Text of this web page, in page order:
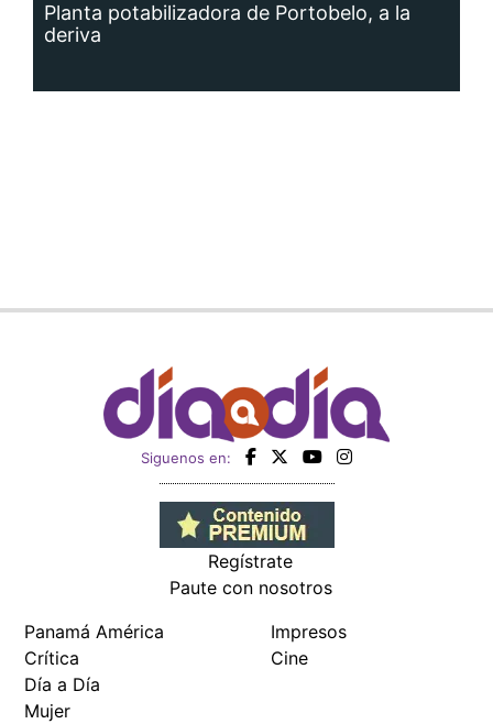
Planta potabilizadora de Portobelo, a la
deriva
Siguenos en:
Regístrate
Paute con nosotros
Panamá América
Crítica
Día a Día
Mujer
Impresos
Cine